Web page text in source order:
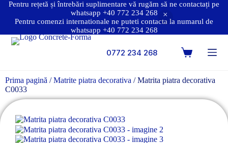
Pentru rețetă și întrebări suplimentare vă rugăm să ne contactați pe
whatsapp +40 772 234 268
Pentru comenzi internationale ne puteti contacta la numarul de
whatsapp +40 772 234 268
0772 234 268
Prima pagină /Matrite piatra decorativa / Matrita piatra decorativa
C0033